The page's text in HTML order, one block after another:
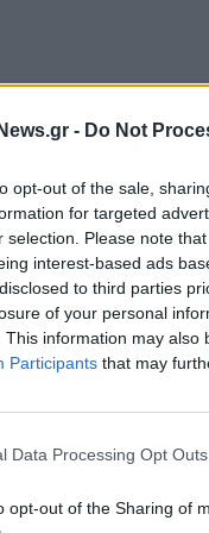
- Do Not
opt-out of the sale,
for targeted
selection. Please note
interest-based ads
to third parties
of your personal
This information may
Participants that may
Data Processing Opt Outs
opt-out of the Sharing of
συνεχώς και
και
τις
πρακτικών
από πρόσφατη
στις πωλήσεις της
θέση
με 131
εμφιαλωμένου
ενώ εν έτει
σε 790 εκατ.